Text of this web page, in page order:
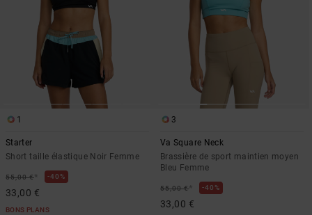
1
Starter
Short taille élastique Noir Femme
55,00 €* 40%
33,00 €
BONS PLANS
3
Va Square Neck
Brassière de sport maintien moyen
Bleu Femme
55,00 €* 40%
33,00 €